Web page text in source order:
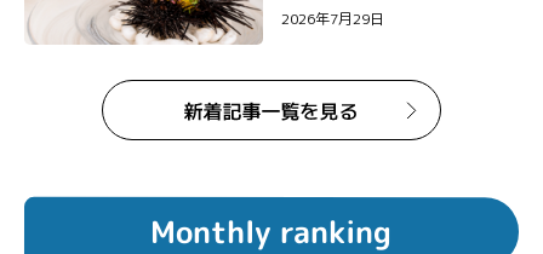
2026年7月29日
Monthly ranking